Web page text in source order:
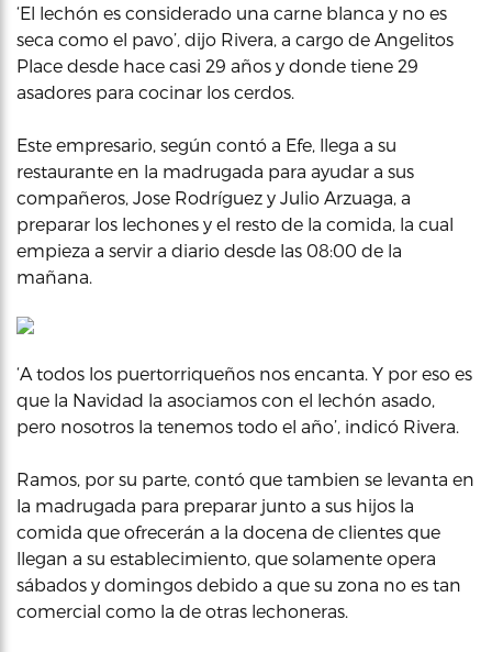
‘El lechón es considerado una carne blanca y no es
seca como el pavo’, dijo Rivera, a cargo de Angelitos
Place desde hace casi 29 años y donde tiene 29
asadores para cocinar los cerdos.
Este empresario, según contó a Efe, llega a su
restaurante en la madrugada para ayudar a sus
compañeros, Jose Rodríguez y Julio Arzuaga, a
preparar los lechones y el resto de la comida, la cual
empieza a servir a diario desde las 08:00 de la
mañana.
‘A todos los puertorriqueños nos encanta. Y por eso es
que la Navidad la asociamos con el lechón asado,
pero nosotros la tenemos todo el año’, indicó Rivera.
Ramos, por su parte, contó que tambien se levanta en
la madrugada para preparar junto a sus hijos la
comida que ofrecerán a la docena de clientes que
llegan a su establecimiento, que solamente opera
sábados y domingos debido a que su zona no es tan
comercial como la de otras lechoneras.